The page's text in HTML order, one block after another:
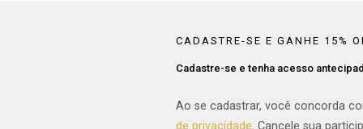
CADASTRE-SE E GANHE 15%
Cadastre-se e tenha acesso
Ao se cadastrar, você concorda
de privacidade . Cancele sua